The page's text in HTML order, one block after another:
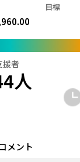
目標
援者
人
メント